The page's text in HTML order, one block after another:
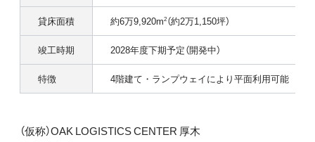
貸床面積 約6万9,920m2（約2万1,150坪）
竣工時期 2028年度下期予定（開発中）
特徴 4階建て・ランプウェイにより平面利用可能
（仮称）OAK LOGISTICS CENTER 厚木